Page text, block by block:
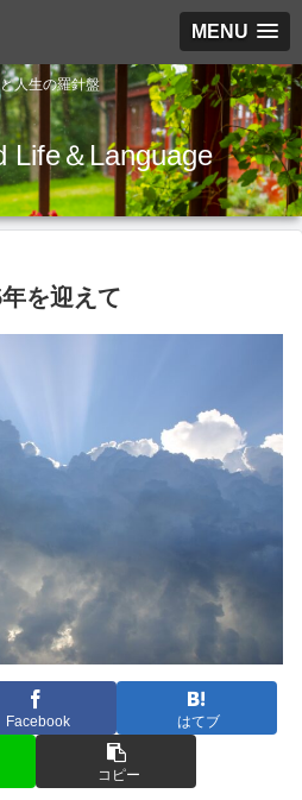
MENU
人生の羅針盤
Life＆Language
を迎えて
Facebook はてブ
コピー